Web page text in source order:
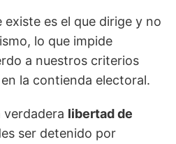
existe es el que dirige y no
lo que impide
a nuestros criterios
la contienda electoral.
verdadera libertad de
ser detenido por